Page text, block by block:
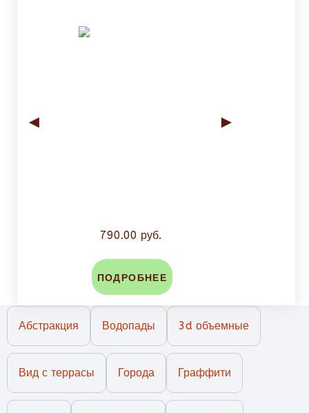
◄ ►
790.00 руб.
ПОДРОБНЕЕ
Абстракция Водопады 3d объемные
Вид с террасы Города Граффити